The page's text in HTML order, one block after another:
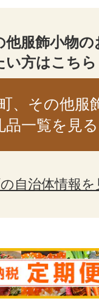
他服飾小物
い方はこちら
、その他服
品一覧を見る
自治体情報を